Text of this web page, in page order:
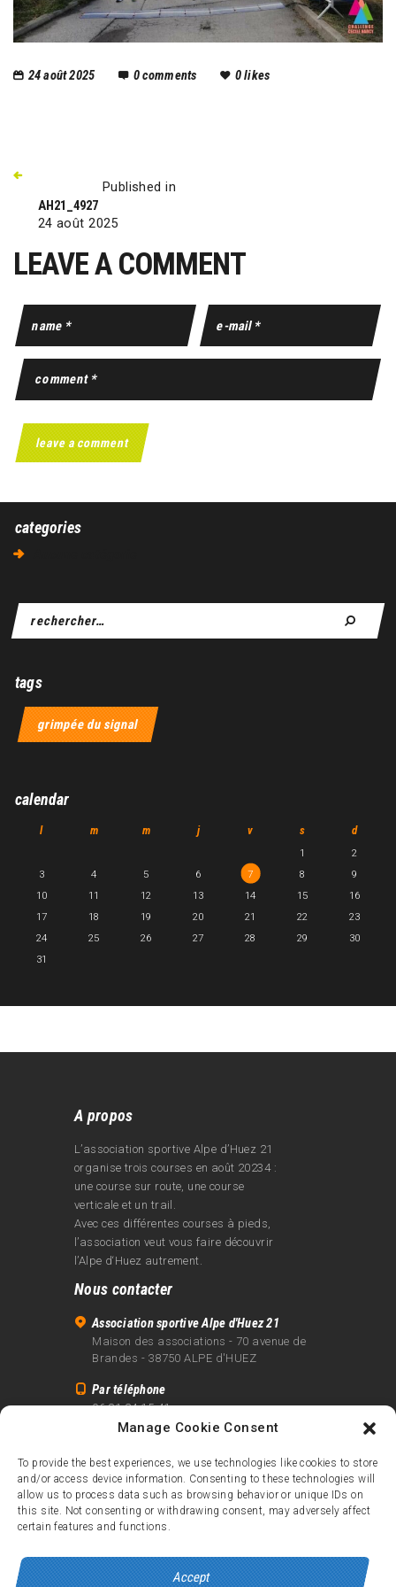
Manage Cookie Consent
To provide the best experiences, we use technologies like cookies to store
and/or access device information. Consenting to these technologies will
allow us to process data such as browsing behavior or unique IDs on
this site. Not consenting or withdrawing consent, may adversely affect
certain features and functions.
Accept
24 août 2025 0comments 0likes
Published in
AH21_4927
24 août 2025
LEAVE A COMMENT
categories
tags
grimpée du signal
calendar
l m m j v s d
1
2
3
4 5 6 7 8
9
10
11 12 13 14 15
16
17
18 19 20 21 22
23
24
25 26 27 28 29
30
31
A propos
L’association sportive Alpe d’Huez 21
organise trois courses en août 20234 :
une course sur route, une course
verticale et un trail.
Avec ces différentes courses à pieds,
l’association veut vous faire découvrir
l’Alpe d‘Huez autrement.
Nous contacter
Association sportive Alpe d'Huez 21
Maison des associations - 70 avenue de
Brandes - 38750 ALPE d'HUEZ
Par téléphone
06 81 24 15 41
info@alpe21.fr
Mentions légales
Contact
crédits